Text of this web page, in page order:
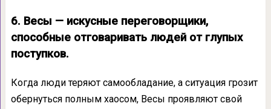
6. Весы — искусные переговорщики,
способные отговаривать людей от глупых
поступков.
Когда люди теряют самообладание, а ситуация грозит
обернуться полным хаосом, Весы проявляют свой